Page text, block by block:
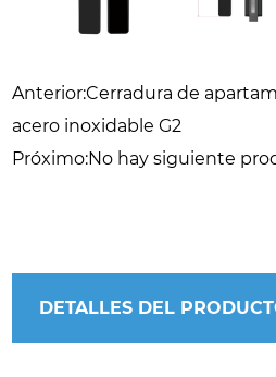
Anterior:Cerradura de
acero inoxidable G2
Próximo:No hay siguiente
DETALLES DEL